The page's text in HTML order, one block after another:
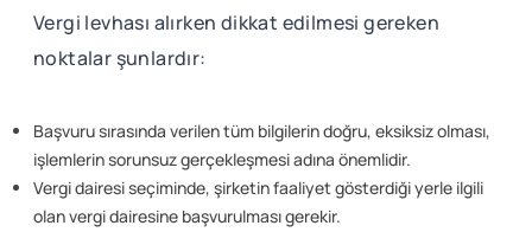
Vergi levhası alırken dikkat edilmesi gereken
noktalar şunlardır:
Başvuru sırasında verilen tüm bilgilerin doğru, eksiksiz olması,
işlemlerin sorunsuz gerçekleşmesi adına önemlidir.
Vergi dairesi seçiminde, şirketin faaliyet gösterdiği yerle ilgili
olan vergi dairesine başvurulması gerekir.